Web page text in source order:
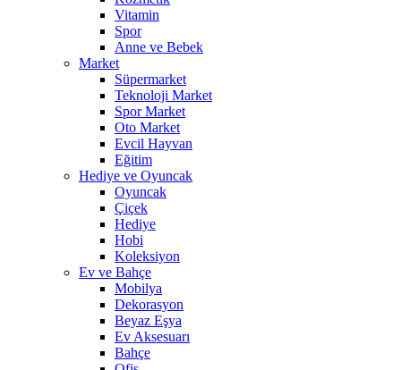
Vitamin
Spor
Anne ve Bebek
Market
Süpermarket
Teknoloji Market
Spor Market
Oto Market
Evcil Hayvan
Eğitim
Hediye ve Oyuncak
Oyuncak
Çiçek
Hediye
Hobi
Koleksiyon
Ev ve Bahçe
Mobilya
Dekorasyon
Beyaz Eşya
Ev Aksesuarı
Bahçe